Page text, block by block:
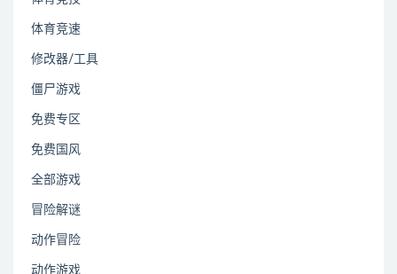
体育竞速
修改器/工具
僵尸游戏
免费专区
免费国风
全部游戏
冒险解谜
动作冒险
动作游戏